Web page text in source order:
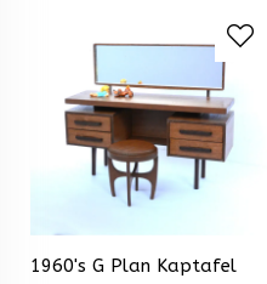
1960's G Plan Kaptafel